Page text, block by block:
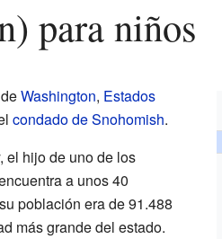
para niños
Washington, Estados
condado de Snohomish.
el hijo de uno de los
a unos 40
población era de 91.488
más grande del estado.